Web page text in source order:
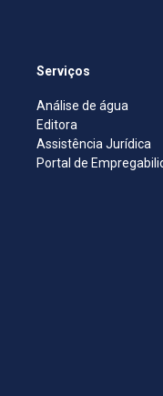
Serviços
Análise de água
Editora
Assistência Jurídica
Portal de